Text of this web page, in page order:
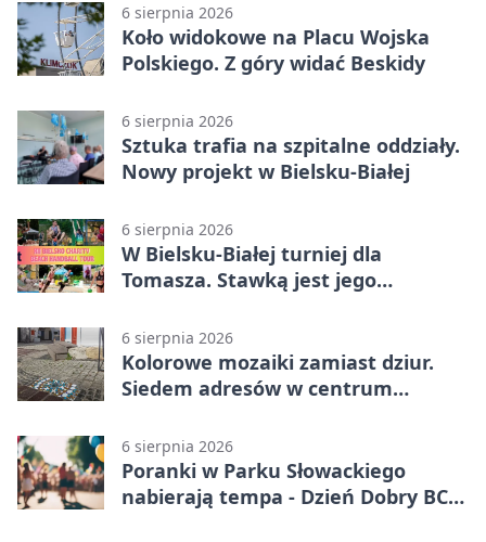
6 sierpnia 2026
Koło widokowe na Placu Wojska
Polskiego. Z góry widać Beskidy
6 sierpnia 2026
Sztuka trafia na szpitalne oddziały.
Nowy projekt w Bielsku-Białej
6 sierpnia 2026
W Bielsku-Białej turniej dla
Tomasza. Stawką jest jego
6 sierpnia 2026
Kolorowe mozaiki zamiast dziur.
Siedem adresów w centrum
6 sierpnia 2026
Poranki w Parku Słowackiego
nabierają tempa - Dzień Dobry BCK